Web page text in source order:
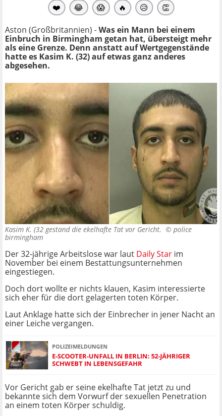
❤️ 😂 😱 🔥 😥 👏
Aston (Großbritannien) -Was ein Mann bei einem
Einbruch in Birmingham getan hat, übersteigt mehr
als eine Grenze. Denn anstatt auf Wertgegenstände
hatte es Kasim K. (32) auf etwas ganz anderes
abgesehen.
Kasim K. (32 gestand die ekelhafte Tat vor Gericht. © police
birmingham
Der 32-jährige Arbeitslose war laut Daily Star im
November bei einem Bestattungsunternehmen
eingestiegen.
Doch dort wollte er nichts klauen, Kasim interessierte
sich eher für die dort gelagerten toten Körper.
Laut Anklage hatte sich der Einbrecher in jener Nacht an
einer Leiche vergangen.
POLIZEIMELDUNGEN
E-SCOOTER-UNFALL IN BERLIN: 52-JÄHRIGER
SCHWEBT IN LEBENSGEFAHR
Vor Gericht gab er seine ekelhafte Tat jetzt zu und
bekannte sich dem Vorwurf der sexuellen Penetration
an einem toten Körper schuldig.